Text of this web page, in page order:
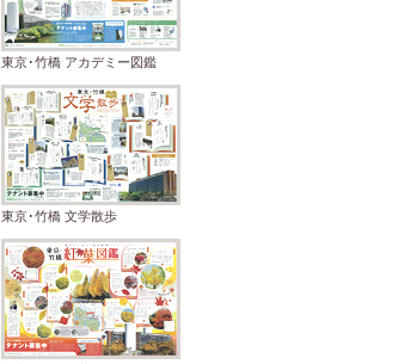
東京･竹橋 アカデミー図鑑
東京･竹橋 文学散歩